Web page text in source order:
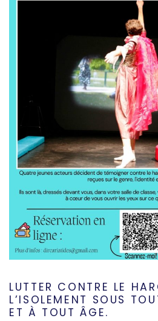
LUTTER CONTRE LE
L’ISOLEMENT SOUS
ET À TOUT ÂGE.